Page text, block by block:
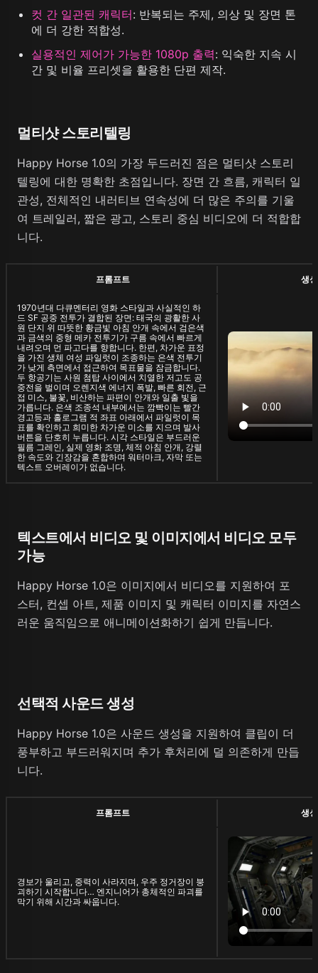
컷 간 일관된 캐릭터: 반복되는 주제, 의상 및 장면 톤
에 더 강한 적합성.
실용적인 제어가 가능한 1080p 출력: 익숙한 지속 시
간 및 비율 프리셋을 활용한 단편 제작.
멀티샷 스토리텔링
Happy Horse 1.0의 가장 두드러진 점은 멀티샷 스토리
텔링에 대한 명확한 초점입니다. 장면 간 흐름, 캐릭터 일
관성, 전체적인 내러티브 연속성에 더 많은 주의를 기울
여 트레일러, 짧은 광고, 스토리 중심 비디오에 더 적합합
니다.
프롬프트 생
1970년대 다큐멘터리 영화 스타일과 사실적인 하
드 SF 공중 전투가 결합된 장면: 태국의 광활한 사
원 단지 위 따뜻한 황금빛 아침 안개 속에서 검은색
과 금색의 중형 메카 전투기가 구름 속에서 빠르게
내려오며 먼 파고다를 향합니다. 한편, 차가운 표정
을 가진 생체 여성 파일럿이 조종하는 은색 전투기
가 낮게 측면에서 접근하여 목표물을 잠금합니다.
두 항공기는 사원 첨탑 사이에서 치열한 저고도 공
중전을 벌이며 오렌지색 에너지 폭발, 빠른 회전, 근
접 미스, 불꽃, 비산하는 파편이 안개와 일출 빛을
가릅니다. 은색 조종석 내부에서는 깜빡이는 빨간
경고등과 홀로그램 적 좌표 아래에서 파일럿이 목
표를 확인하고 희미한 차가운 미소를 지으며 발사
버튼을 단호히 누릅니다. 시각 스타일은 부드러운
필름 그레인, 실제 영화 조명, 체적 아침 안개, 강렬
한 속도와 긴장감을 혼합하며 워터마크, 자막 또는
텍스트 오버레이가 없습니다.
텍스트에서 비디오 및 이미지에서 비디오 모두
가능
Happy Horse 1.0은 이미지에서 비디오를 지원하여 포
스터, 컨셉 아트, 제품 이미지 및 캐릭터 이미지를 자연스
러운 움직임으로 애니메이션화하기 쉽게 만듭니다.
선택적 사운드 생성
Happy Horse 1.0은 사운드 생성을 지원하여 클립이 더
풍부하고 부드러워지며 추가 후처리에 덜 의존하게 만듭
니다.
프롬프트 생
경보가 울리고, 중력이 사라지며, 우주 정거장이 붕
괴하기 시작합니다… 엔지니어가 총체적인 파괴를
막기 위해 시간과 싸웁니다.